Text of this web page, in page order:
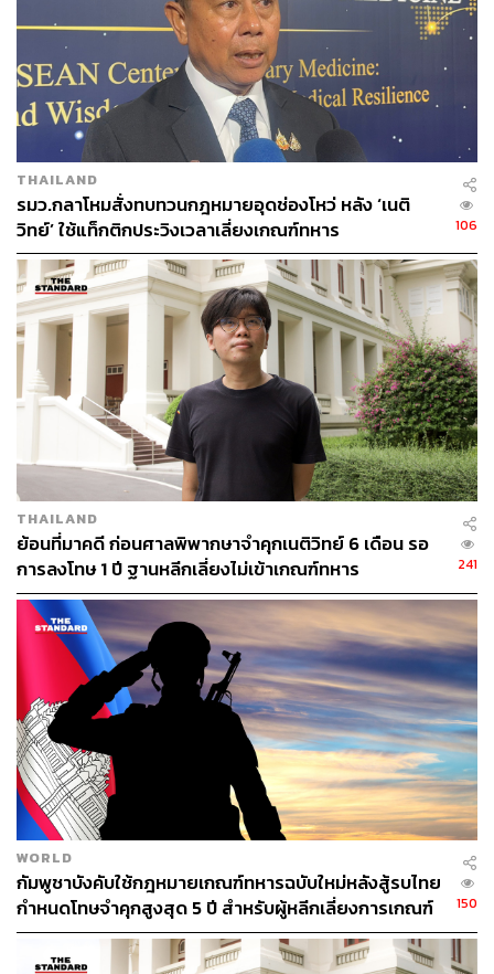
รัฐบาลร่วมกับกลาโหมและกองทัพเองควรพิจารณาให้ทหาร
รับเฉพาะหน้าที่หลัก ส่วนหน้าที่อื่นอาจใช้ทหารเมื่อฝ่าย
พลเรือนขาดคน หรือกองทัพจัดสรรกำลังพลได้โดยไม่กระทบ
หน้าที่หลัก โดยไม่ควรต้องมีคนหรืออัตราเพื่อหน้าที่ดังกล่าว
โดยเฉพาะ หรือเป็นคนรับหน้าเองแทนหน่วยงานรัฐอื่น
นอกจากนี้ทหารเองยังมีหน้าที่พิทักษ์สถาบันหลักของชาติ ซึ่ง
มีผลต่อการบริหารกำลังพลด้วย ทั้งหมดนี้จึงเป็นภาระที่
กองทัพ กลาโหม และรัฐบาล จะพิจารณาร่วมกันเพื่อให้ใช้
กำลังพลที่มีจำกัดได้อย่างมีประสิทธิภาพสูงสุด
กองทัพก็ต้องปรับตัวเช่นกัน ต่อไปอาจจะต้องปรับอัตรา
ด้วยการลดจำนวนตำแหน่งที่ต้องใช้พลทหารลง เปลี่ยน
มาใช้นายสิบมากขึ้น รองรับการปฏิบัติงานของทหาร
ชั้นประทวนที่สามารถปฏิบัติงานในกองทัพไปได้เรื่อยๆ
ซึ่งตัวอย่างมีให้เห็นทั่วไปในหลายประเทศ ทั้งค่าย
NATO และค่ายตะวันออก ชอบแบบไหนเลือกมาเลย
เรื่องนี้น่าจะช่วยสร้างประสิทธิภาพให้กับกองทัพเพิ่มขึ้น
ด้วยซ้ำ เพราะแทนที่จะฝึกทหารปีละสองครั้งเพื่อใช้งาน
แค่ 6 เดือน – 2 ปี เราก็สามารถฝึกทหารและใช้งานได้
ยาวๆ ขั้นต่ำ 5 ปี หรือไปจนเกษียณ และตามมาด้วยสิ่งที่
ควรต้องแก้คือเส้นทางการเติบโตของกำลังพลที่ควร
ต้องเปิดกว้างกว่านี้
อีกสิ่งหนึ่งที่กองทัพต้องปรับตัวก็คือการนำพลทหารไป
ทำงานที่ไม่ควรทำ เพราะในปัจจุบันต้องยอมรับว่าแม้
จะน้อยลงแต่ยังมีอยู่แน่นอน งานเลี้ยงไก่ ซักผ้า ทำสวน
ให้กับบ้านนายทหารต่างๆ ต้องหมดไปอย่างแท้จริง
เพราะนอกจากจะเป็นการทุจริตแล้ว ยังเป็นการดึงอัตรา
คนไปใช้ในหน้าที่ที่ไม่ถูกต้องอีกด้วย โดยเฉพาะเป็น
เรื่องที่สังคมไม่ยอมรับ
แรงต่อต้านหนึ่งที่ไม่ให้ยกเลิกการเกณฑ์ทหารอาจจะ
มาจากการที่ผลประโยชน์ของการเกณฑ์ทหารที่มี
จำนวนเงินหมุนเวียนทุกปี ซึ่งถ้าการเกณฑ์ทหารหายไป
ผลประโยชน์ตรงนี้ก็หายไป ตรงนี้ต้องแก้แน่นอนไม่
ว่าการเกณฑ์ทหารจะยกเลิกหรือไม่ แต่ถ้าแก้ตรงนี้ให้
THAILAND
รมว.กลาโหมสั่งทบทวนกฎหมายอุดช่องโหว่ หลัง ‘เนติ
วิทย์’ ใช้แท็กติกประวิงเวลาเลี่ยงเกณฑ์ทหาร
106
THAILAND
ย้อนที่มาคดี ก่อนศาลพิพากษาจำคุกเนติวิทย์ 6 เดือน รอ
การลงโทษ 1 ปี ฐานหลีกเลี่ยงไม่เข้าเกณฑ์ทหาร
241
WORLD
กัมพูชาบังคับใช้กฎหมายเกณฑ์ทหารฉบับใหม่หลังสู้รบไทย
กำหนดโทษจำคุกสูงสุด 5 ปี สำหรับผู้หลีกเลี่ยงการเกณฑ์
ทหาร
150